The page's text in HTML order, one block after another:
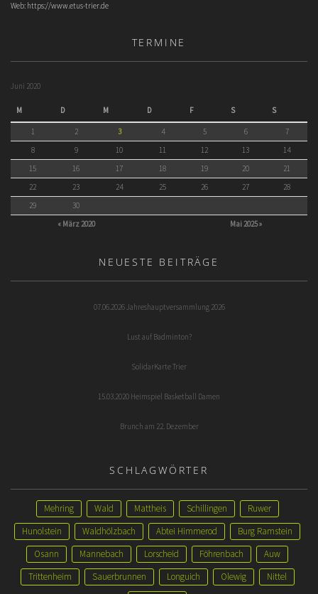
Web: https://www.etus-trier.de
TERMINE
Juni 2020
M D M D F S S
« März 2020 Mai 2025 »
1 2 3 4 5 6
7
8
9 10 11 12 13
14
15
16 17 18 19 20
21
22
23 24 25 26 27
28
29
30
NEUESTE BEITRÄGE
07.06.2026 Jahreshauptversammlung 2026
Lust auf Badminton?
SolidarKarte Trier
15.03.2020 Heimspiel Basketball Damen
Brunch am 22. Dezember
SCHLAGWÖRTER
Mehring Wald Mattheis Schillingen
Ruwer
Hunolstein
Waldhölzbach Abtei Himmerod
Burg Ramstein
Osann
Mannebach Lorscheid Föhrenbach
Auw
Trittenheim
Sauerbrunnen Longuich Olewig
Nittel